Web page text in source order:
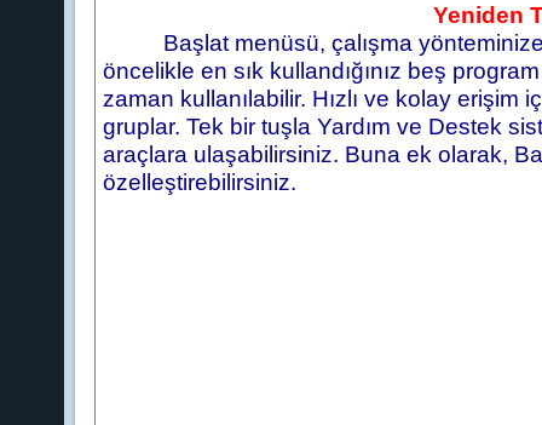
Yeniden
Başlat menüsü, çalışma
öncelikle en sık kullandığınız beş
zaman kullanılabilir. Hızlı ve kolay erişim
gruplar. Tek bir tuşla Yardım ve Destek
araçlara ulaşabilirsiniz. Buna ek olarak,
özelleştirebilirsiniz.